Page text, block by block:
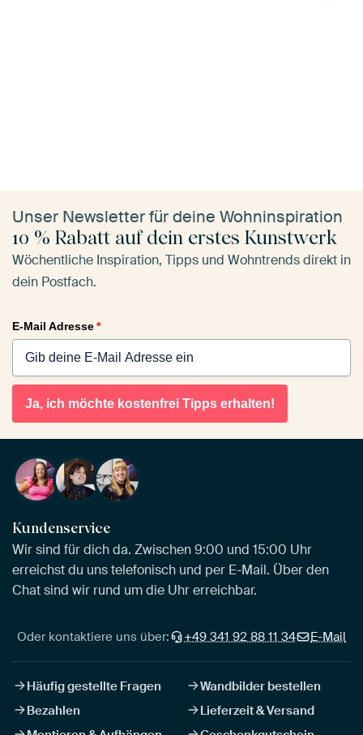
Unser Newsletter für deine Wohninspiration
10 % Rabatt auf dein erstes Kunstwerk
Wöchentliche Inspiration, Tipps und Wohntrends direkt in
dein Postfach.
E-Mail Adresse*
Ja, ich möchte kostenfrei Tipps erhalten!
Kundenservice
Wir sind für dich da. Zwischen 9:00 und 15:00 Uhr
erreichst du uns telefonisch und per E-Mail. Über den
Chat sind wir rund um die Uhr erreichbar.
Oder kontaktiere uns über: +49 341 92 88 11 34 E-Mail
Häufig gestellte Fragen
Wandbilder bestellen
Bezahlen
Lieferzeit & Versand